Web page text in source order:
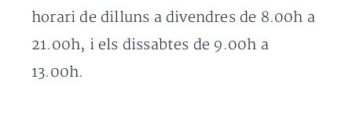
horari de dilluns a divendres de 8.00h a
21.00h, i els dissabtes de 9.00h a
13.00h.